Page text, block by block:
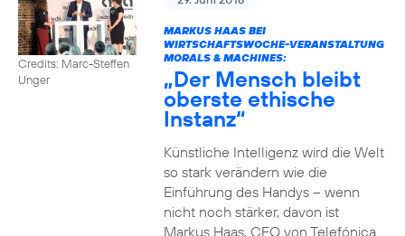
Credits: Marc-Steffen
Unger
MARKUS HAAS BEI
WIRTSCHAFTSWOCHE-VERANSTALTUNG
MORALS & MACHINES:
„Der Mensch bleibt
oberste ethische
Instanz“
Künstliche Intelligenz wird die Welt
so stark verändern wie die
Einführung des Handys – wenn
nicht noch stärker, davon ist
Markus Haas, CEO von Telefónica